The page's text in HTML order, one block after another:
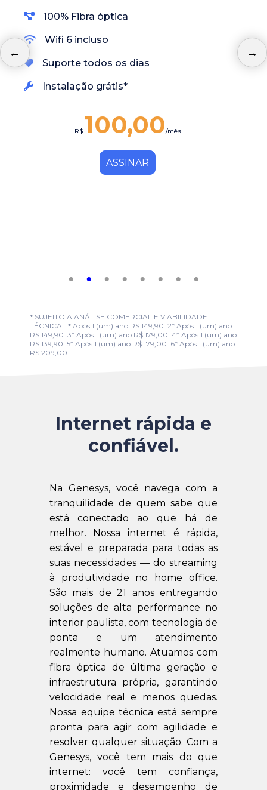
100% Fibra óptica
Wifi 6 incluso
Suporte todos os dias
Instalação grátis*
R$ 100,00/mês
ASSINAR
* SUJEITO A ANÁLISE COMERCIAL E VIABILIDADE
TÉCNICA. 1* Após 1 (um) ano R$ 149,90. 2* Após 1 (um) ano
R$ 149,90. 3* Após 1 (um) ano R$ 179,00. 4* Após 1 (um) ano
R$ 139,90. 5* Após 1 (um) ano R$ 179,00. 6* Após 1 (um) ano
R$ 209,00.
Internet rápida e
confiável.
Na Genesys, você navega com a
tranquilidade de quem sabe que
está conectado ao que há de
melhor. Nossa internet é rápida,
estável e preparada para todas as
suas necessidades — do streaming
à produtividade no home office.
São mais de 21 anos entregando
soluções de alta performance no
interior paulista, com tecnologia de
ponta e um atendimento
realmente humano. Atuamos com
fibra óptica de última geração e
infraestrutura própria, garantindo
velocidade real e menos quedas.
Nossa equipe técnica está sempre
pronta para agir com agilidade e
resolver qualquer situação. Com a
Genesys, você tem mais do que
internet: você tem confiança,
proximidade e desempenho de